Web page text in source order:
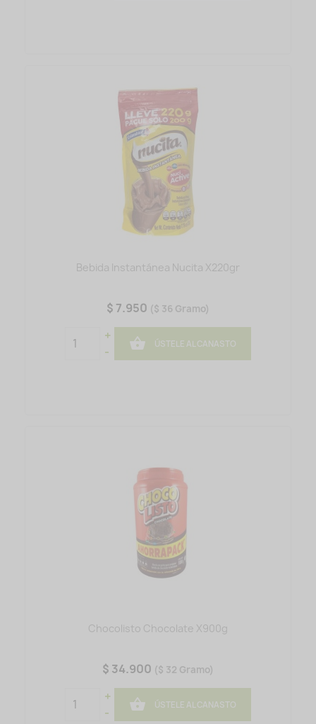
Bebida Instantánea Nucita X220gr
$ 7.950 ($ 36 Gramo)
+
-
 ÚSTELE AL CANASTO
Chocolisto Chocolate X900g
$ 34.900 ($ 32 Gramo)
+
-
 ÚSTELE AL CANASTO